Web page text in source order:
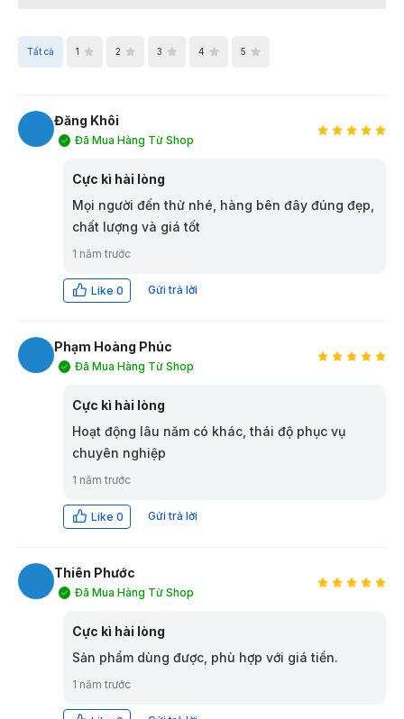
Tất cả 1 2 3 4 5
Đăng Khôi
Đã Mua Hàng Từ Shop
Cực kì hài lòng
Mọi người đến thử nhé, hàng bên đây đúng đẹp,
chất lượng và giá tốt
1 năm trước
Like 0 Gửi trả lời
Phạm Hoàng Phúc
Đã Mua Hàng Từ Shop
Cực kì hài lòng
Hoạt động lâu năm có khác, thái độ phục vụ
chuyên nghiệp
1 năm trước
Like 0 Gửi trả lời
Thiên Phước
Đã Mua Hàng Từ Shop
Cực kì hài lòng
Sản phẩm dùng được, phù hợp với giá tiền.
1 năm trước